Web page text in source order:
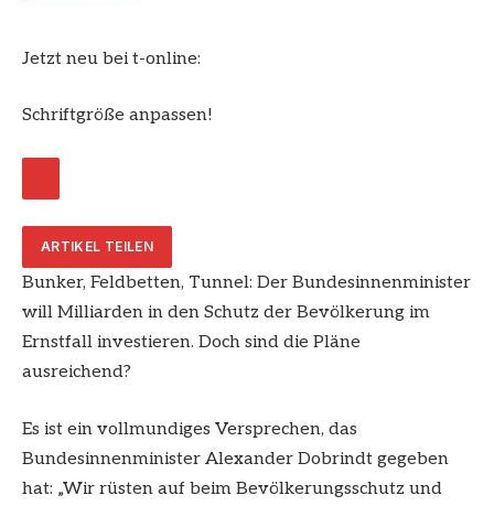
Jetzt neu bei t-online:
Schriftgröße anpassen!
ARTIKEL TEILEN
Bunker, Feldbetten, Tunnel: Der Bundesinnenminister
will Milliarden in den Schutz der Bevölkerung im
Ernstfall investieren. Doch sind die Pläne
ausreichend?
Es ist ein vollmundiges Versprechen, das
Bundesinnenminister Alexander Dobrindt gegeben
hat: „Wir rüsten auf beim Bevölkerungsschutz und